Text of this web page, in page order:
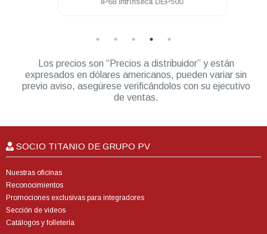
Los precios son “Precios a distribuidor” y están
expresados en dólares americanos, pueden variar sin
previo aviso, asegúrese verificándolos con su ejecutivo
de ventas.
SOCIO TITANIO DE GRUPO PV
Nuestras oficinas
Reconocimientos
Promociones exclusivas para integradores
Sección de videos
Catálogos y folletería